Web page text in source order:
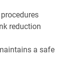
reduction
a safe